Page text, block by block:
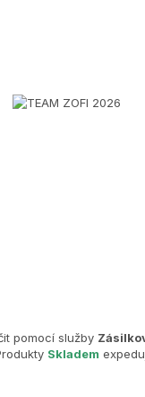
pomocí služby
Skladem